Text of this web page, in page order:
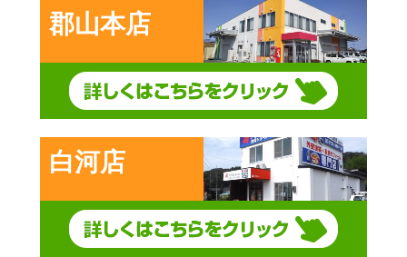
郡山本店
白河店